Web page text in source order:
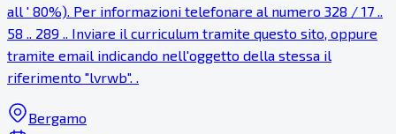
all ' 80%). Per informazioni telefonare al numero 328 / 17 ..
58 .. 289 .. Inviare il curriculum tramite questo sito, oppure
tramite email indicando nell'oggetto della stessa il
riferimento "lvrwb". .
Bergamo